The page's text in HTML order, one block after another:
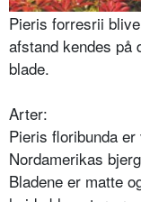
Pieris forresrii
afstand kendes på
blade.
Arter:
Pieris floribunda
Nordamerikas
Blade­ne er matte